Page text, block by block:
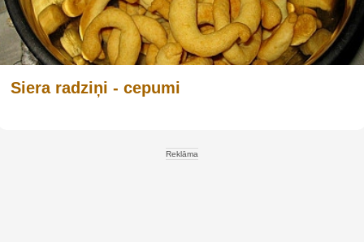
Siera radziņi - cepumi
Reklāma